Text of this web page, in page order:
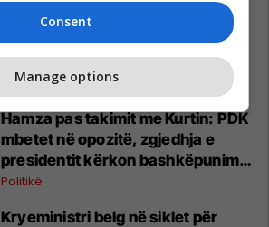
Pse SHBA-ja goditi
infrastrukturën mbrëmë ndërsa
sot vazhdoi të zmbrapsë sulmet
iraniane
Azia
Hamza pas takimit me Kurtin: PDK
mbetet në opozitë, zgjedhja e
presidentit kërkon bashkëpunim
me LVV-në
Politikë
Kryeministri belg në siklet për
Consent
Manage options